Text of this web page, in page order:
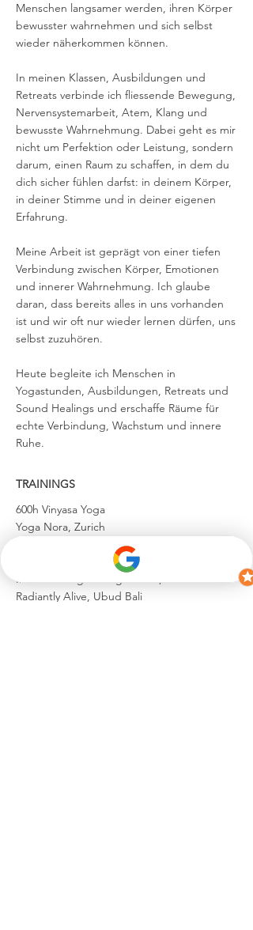
Menschen langsamer werden, ihren Körper
bewusster wahrnehmen und sich selbst
wieder näherkommen können.
In meinen Klassen, Ausbildungen und
Retreats verbinde ich fliessende Bewegung,
Nervensystemarbeit, Atem, Klang und
bewusste Wahrnehmung. Dabei geht es mir
nicht um Perfektion oder Leistung, sondern
darum, einen Raum zu schaffen, in dem du
dich sicher fühlen darfst: in deinem Körper,
in deiner Stimme und in deiner eigenen
Erfahrung.
Meine Arbeit ist geprägt von einer tiefen
Verbindung zwischen Körper, Emotionen
und innerer Wahrnehmung. Ich glaube
daran, dass bereits alles in uns vorhanden
ist und wir oft nur wieder lernen dürfen, uns
selbst zuzuhören.
Heute begleite ich Menschen in
Yogastunden, Ausbildungen, Retreats und
Sound Healings und erschaffe Räume für
echte Verbindung, Wachstum und innere
Ruhe.
TRAININGS
600h Vinyasa Yoga
Yoga Nora, Zurich
300h RA Vinyasa & Multistyle, Trauma
Informed Yoga & Yoga Nidra,
Radiantly Alive, Ubud Bali